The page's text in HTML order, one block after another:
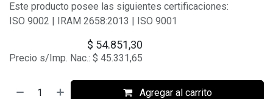
Este producto posee las siguientes certificaciones:
ISO 9002 | IRAM 2658:2013 | ISO 9001
$ 54.851,30
Precio s/Imp. Nac.: $ 45.331,65
Agregar al carrito